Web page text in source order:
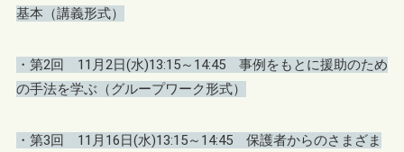
基本（講義形式）
・第2回 11月2日(水)13:15～14:45 事例をもとに援助のため
の手法を学ぶ（グループワーク形式）
・第3回 11月16日(水)13:15～14:45 保護者からのさまざま